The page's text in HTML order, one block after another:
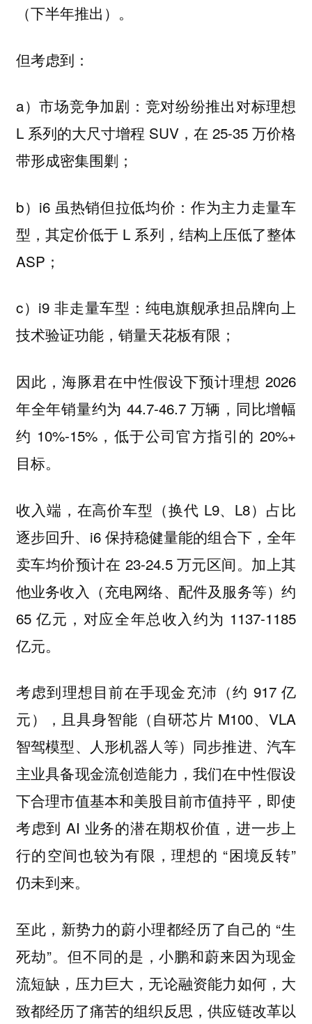
（下半年推出）。
但考虑到：
a）市场竞争加剧：竞对纷纷推出对标理想
L 系列的大尺寸增程 SUV，在 25-35 万价格
带形成密集围剿；
b）i6 虽热销但拉低均价：作为主力走量车
型，其定价低于 L 系列，结构上压低了整体
ASP；
c）i9 非走量车型：纯电旗舰承担品牌向上
技术验证功能，销量天花板有限；
因此，海豚君在中性假设下预计理想 2026
年全年销量约为 44.7-46.7 万辆，同比增幅
约 10%-15%，低于公司官方指引的 20%+
目标。
收入端，在高价车型（换代 L9、L8）占比
逐步回升、i6 保持稳健量能的组合下，全年
卖车均价预计在 23-24.5 万元区间。加上其
他业务收入（充电网络、配件及服务等）约
65 亿元，对应全年总收入约为 1137-1185
亿元。
考虑到理想目前在手现金充沛（约 917 亿
元），且具身智能（自研芯片 M100、VLA
智驾模型、人形机器人等）同步推进、汽车
主业具备现金流创造能力，我们在中性假设
下合理市值基本和美股目前市值持平，即使
考虑到 AI 业务的潜在期权价值，进一步上
行的空间也较为有限，理想的 “困境反转”
仍未到来。
至此，新势力的蔚小理都经历了自己的 “生
死劫”。但不同的是，小鹏和蔚来因为现金
流短缺，压力巨大，无论融资能力如何，大
致都经历了痛苦的组织反思，供应链改革以